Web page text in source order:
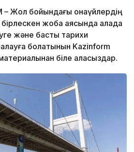
Жол бойындағы қонақүйлердің
жоба аясында қалада
және басты тарихи
болатынын Kazinform
материалынан біле аласыздар.